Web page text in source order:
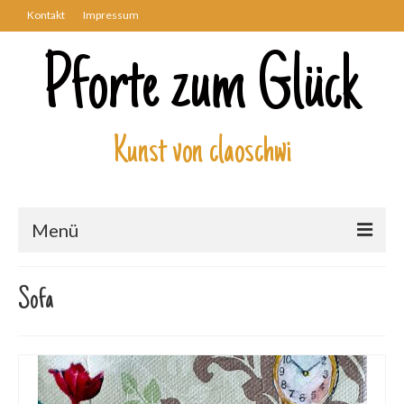
Kontakt Impressum
Pforte zum Glück
Kunst von claoschwi
Menü
Biblisch
Engel und Geflügelte
Sofa